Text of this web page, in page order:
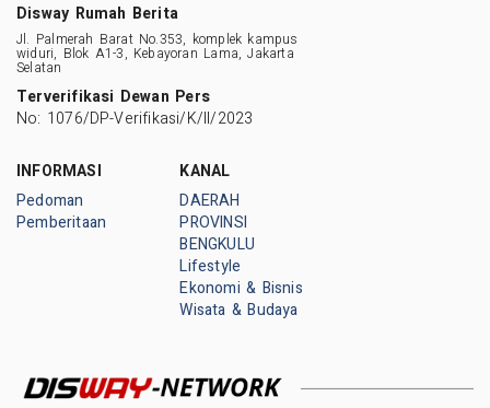
Disway Rumah Berita
Jl. Palmerah Barat No.353, komplek kampus
widuri, Blok A1-3, Kebayoran Lama, Jakarta
Selatan
Terverifikasi Dewan Pers
No: 1076/DP-Verifikasi/K/II/2023
INFORMASI
Pedoman
Pemberitaan
KANAL
DAERAH
PROVINSI
BENGKULU
Lifestyle
Ekonomi & Bisnis
Wisata & Budaya